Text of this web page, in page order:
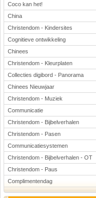
Coco kan het!
China
Christendom - Kindersites
Cognitieve ontwikkeling
Chinees
Christendom - Kleurplaten
Collecties digibord - Panorama
Chinees Nieuwjaar
Christendom - Muziek
Communicatie
Christendom - Bijbelverhalen
Christendom - Pasen
Communicatiesystemen
Christendom - Bijbelverhalen - OT
Christendom - Paus
Complimentendag